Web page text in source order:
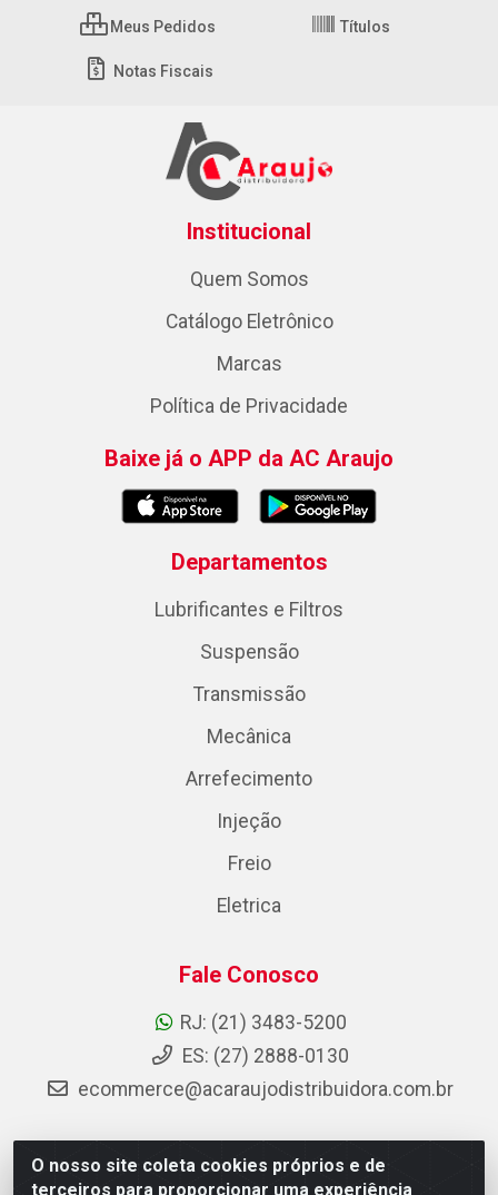
O nosso site coleta cookies próprios e de
terceiros para proporcionar uma experiência
Meus Pedidos Títulos
Notas Fiscais
Institucional
Quem Somos
Catálogo Eletrônico
Marcas
Política de Privacidade
Baixe já o APP da AC Araujo
Departamentos
Lubrificantes e Filtros
Suspensão
Transmissão
Mecânica
Arrefecimento
Injeção
Freio
Eletrica
Fale Conosco
RJ: (21) 3483-5200
ES: (27) 2888-0130
ecommerce@acaraujodistribuidora.com.br
AC Araujo Distribuidora - Rua Carneiro de Campos, 42 -